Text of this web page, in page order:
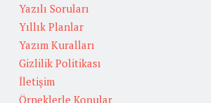
Yazılı Soruları
Yıllık Planlar
Yazım Kuralları
Gizlilik Politikası
İletişim
Örneklerle Konular